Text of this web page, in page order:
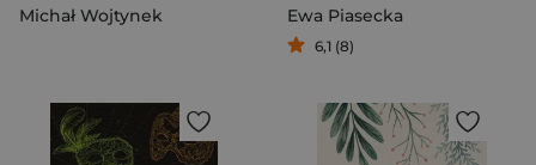
Michał Wojtynek
Ewa Piasecka
6,1 (8)